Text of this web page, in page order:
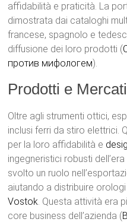
affidabilità e praticità. La
dimostrata dai cataloghi
francese, spagnolo e
diffusione dei loro prodotti​ (
против мифологем)​.
Prodotti e Mercati
Oltre agli strumenti ottici,
inclusi ferri da stiro elettrici.
per la loro affidabilità e
ingegneristici robusti
svolto un ruolo
aiutando a distribuire
Vostok. Questa attività era
core business dell’azienda​ (